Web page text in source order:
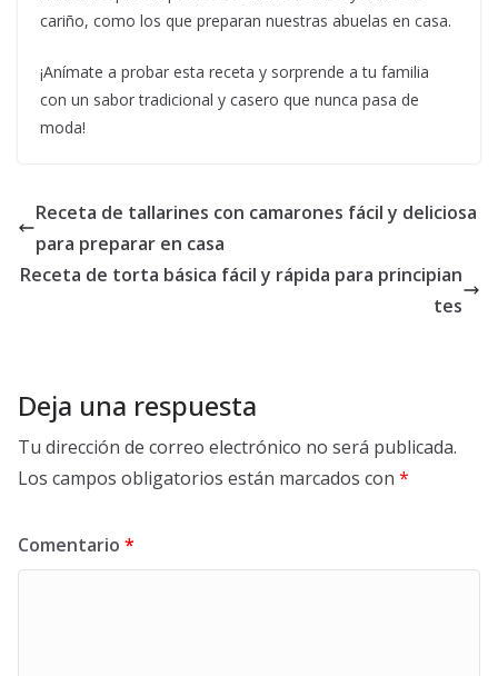
cariño, como los que preparan nuestras abuelas en casa.
¡Anímate a probar esta receta y sorprende a tu familia
con un sabor tradicional y casero que nunca pasa de
moda!
Receta de tallarines con camarones fácil y deliciosa
para preparar en casa
Receta de torta básica fácil y rápida para principian
tes
Deja una respuesta
Tu dirección de correo electrónico no será publicada.
Los campos obligatorios están marcados con *
Comentario *